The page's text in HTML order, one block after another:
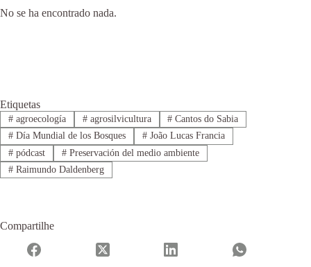
No se ha encontrado nada.
Etiquetas
#agroecología #agrosilvicultura # Cantos do Sabia
#Día Mundial de los Bosques #João Lucas Francia
#pódcast #Preservación del medio ambiente
#Raimundo Daldenberg
Compartilhe